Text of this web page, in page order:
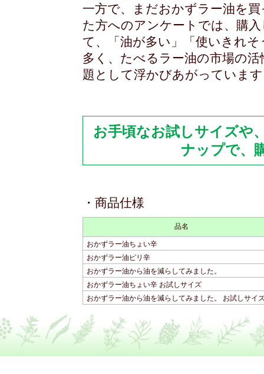
一方で、まだおかずラー油を
た方へのアンケートでは、購
て、「油が多い」「使いきれ
多く、たべるラー油の市場の
題として浮かびあがっていま
お手頃なお試しサイズや
ナップで、
・商品仕様
品名
おかずラー油ちょい辛
おかずラー油ピリ辛
おかずラー油から油を減らしてみました。
おかずラー油ちょい辛 お試しサイズ
おかずラー油から油を減らしてみました。 お試しサイ